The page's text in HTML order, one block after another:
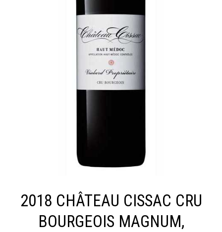
2018 CHÂTEAU CISSAC CRU
BOURGEOIS MAGNUM,